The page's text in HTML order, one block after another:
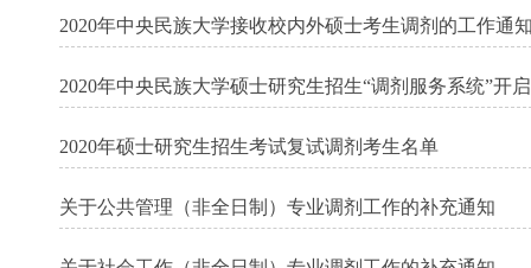
2020年中央民族大学接收校内外硕士考生调剂的工作通
2020年中央民族大学硕士研究生招生“调剂服务系统”开
2020年硕士研究生招生考试复试调剂考生名单
关于公共管理（非全日制）专业调剂工作的补充通知